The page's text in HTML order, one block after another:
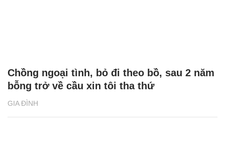
GIA ĐÌNH
Chồng ngoại tình, bỏ đi theo bồ, sau 2 năm
bỗng trở về cầu xin tôi tha thứ